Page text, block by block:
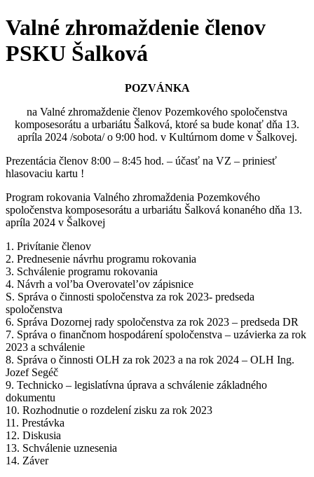
Valné zhromaždenie členov
PSKU Šalková
POZVÁNKA
na Valné zhromaždenie členov Pozemkového spoločenstva
komposesorátu a urbariátu Šalková, ktoré sa bude konať dňa 13.
apríla 2024 /sobota/ o 9:00 hod. v Kultúrnom dome v Šalkovej.
Prezentácia členov 8:00 – 8:45 hod. – účasť na VZ – priniesť
hlasovaciu kartu !
Program rokovania Valného zhromaždenia Pozemkového
spoločenstva komposesorátu a urbariátu Šalková konaného dňa 13.
apríla 2024 v Šalkovej
1. Privítanie členov
2. Prednesenie návrhu programu rokovania
3. Schválenie programu rokovania
4. Návrh a vol’ba Overovatel’ov zápisnice
S. Správa o činnosti spoločenstva za rok 2023- predseda
spoločenstva
6. Správa Dozornej rady spoločenstva za rok 2023 – predseda DR
7. Správa o finančnom hospodárení spoločenstva – uzávierka za rok
2023 a schválenie
8. Správa o činnosti OLH za rok 2023 a na rok 2024 – OLH Ing.
Jozef Segéč
9. Technicko – legislatívna úprava a schválenie základného
dokumentu
10. Rozhodnutie o rozdelení zisku za rok 2023
11. Prestávka
12. Diskusia
13. Schválenie uznesenia
14. Záver